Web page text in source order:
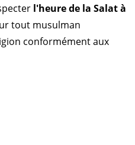
l'heure de la Salat à
tout musulman
conformément aux